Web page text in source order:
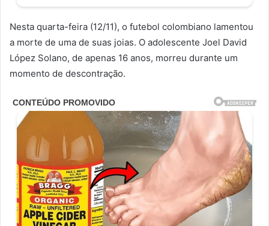
Nesta quarta-feira (12/11), o futebol colombiano lamentou
a morte de uma de suas joias. O adolescente Joel David
López Solano, de apenas 16 anos, morreu durante um
momento de descontração.